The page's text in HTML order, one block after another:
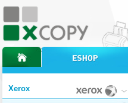
Xerox
úvodní stránka xcopyinternetový obchod xcopy